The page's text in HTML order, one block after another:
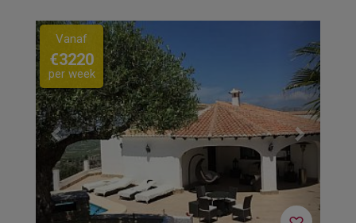
Previous
Vanaf
€3220
per week